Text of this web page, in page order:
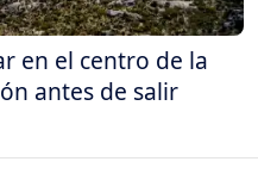
en el centro de la
antes de salir